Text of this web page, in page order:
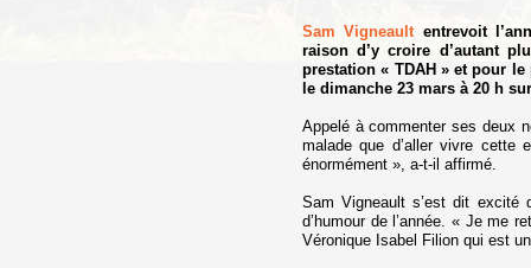
Sam Vigneaultentrevoit
raison d’y croire d’autant
prestation « TDAH » et pour
le dimanche 23 mars à 20 h
Appelé à commenter ses deux
malade que d’aller vivre cette
énormément », a-t-il affirmé.
Sam Vigneault s’est dit excité
d’humour de l’année. « Je me
Véronique Isabel Filion qui est